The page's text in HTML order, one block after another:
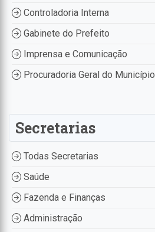
Controladoria Interna
Gabinete do Prefeito
Imprensa e Comunicação
Procuradoria Geral do Município
Secretarias
Todas Secretarias
Saúde
Fazenda e Finanças
Administração